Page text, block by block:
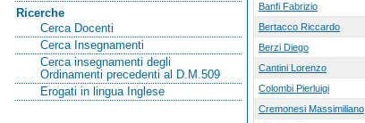
Ricerche
Cerca Docenti
Cerca Insegnamenti
Cerca insegnamenti degli
Ordinamenti precedenti al D.M.509
Erogati in lingua Inglese
Banfi Fabrizio
Bertacco Riccardo
Berzi Diego
Cantini Lorenzo
Colombi Pierluigi
Cremonesi Massimiliano